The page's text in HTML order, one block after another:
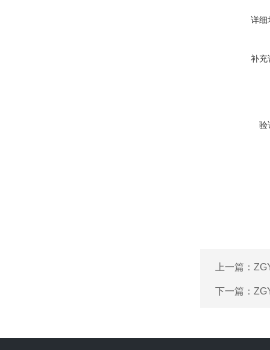
详细
补充
验
上一篇：
下一篇：